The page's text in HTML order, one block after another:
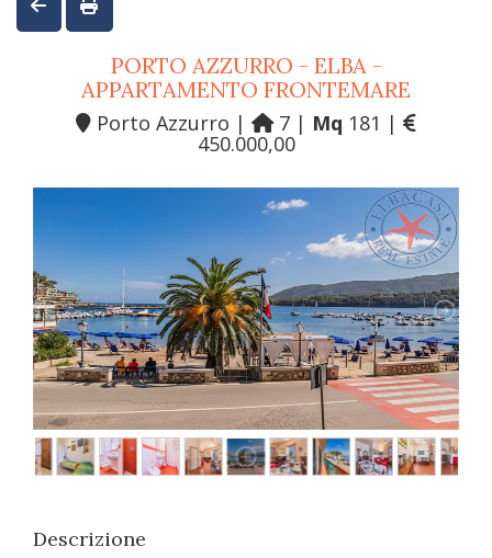
PORTO AZZURRO - ELBA -
APPARTAMENTO FRONTEMARE
Porto Azzurro | 7 | Mq 181 |
450.000,00
Descrizione